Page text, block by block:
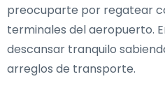
preocuparte por regatear
terminales del aeropuerto.
descansar tranquilo
arreglos de transporte.